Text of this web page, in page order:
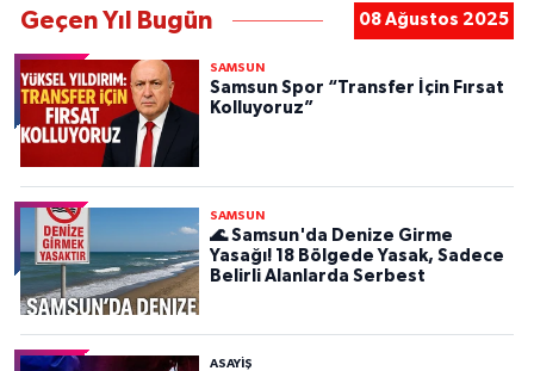
Geçen Yıl Bugün 08 Ağustos 2025
SAMSUN
Samsun Spor “Transfer İçin Fırsat
Kolluyoruz”
SAMSUN
🌊 Samsun'da Denize Girme
Yasağı! 18 Bölgede Yasak, Sadece
Belirli Alanlarda Serbest
ASAYIŞ